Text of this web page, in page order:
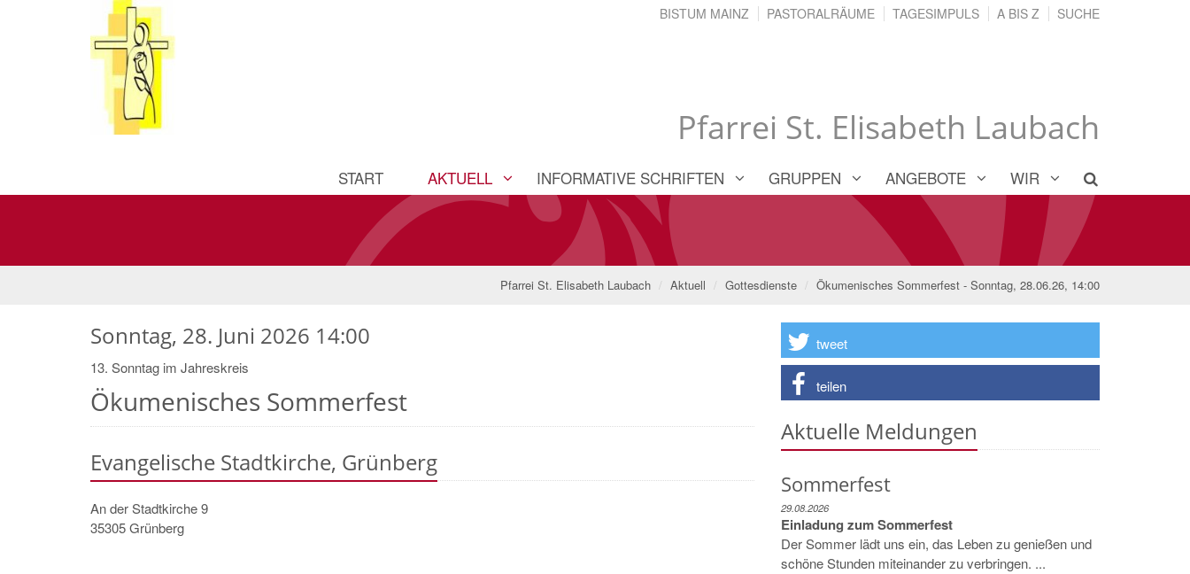
Pfarrei St. Elisabeth Laubach
BISTUM MAINZ PASTORALRÄUME TAGESIMPULS A BIS Z SUCHE
START AKTUELL INFORMATIVE SCHRIFTEN GRUPPEN ANGEBOTE WIR
Pfarrei St. Elisabeth Laubach Aktuell Gottesdienste Ökumenisches Sommerfest - Sonntag, 28.06.26, 14:00
Ökumenisches Sommerfest
Sonntag, 28. Juni 2026 14:00
13. Sonntag im Jahreskreis
Evangelische Stadtkirche, Grünberg
An der Stadtkirche 9
35305Grünberg
tweet
teilen
Aktuelle Meldungen
Sommerfest
29.08.2026
Einladung zum Sommerfest
Der Sommer lädt uns ein, das Leben zu genießen und
schöne Stunden miteinander zu verbringen. ...